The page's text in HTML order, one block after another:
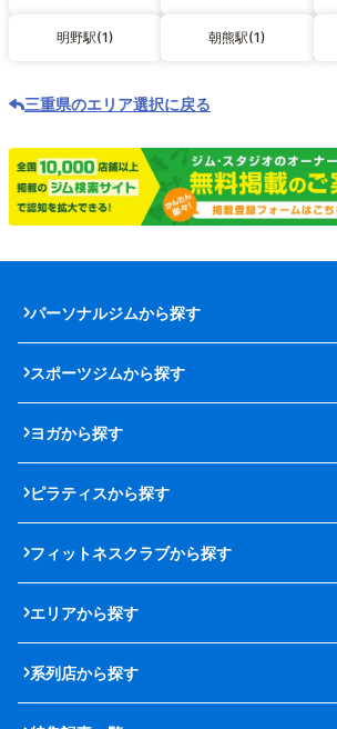
明野駅(1) 朝熊駅(1)
三重県のエリア選択に戻る
パーソナルジムから探す
スポーツジムから探す
ヨガから探す
ピラティスから探す
フィットネスクラブから探す
エリアから探す
系列店から探す